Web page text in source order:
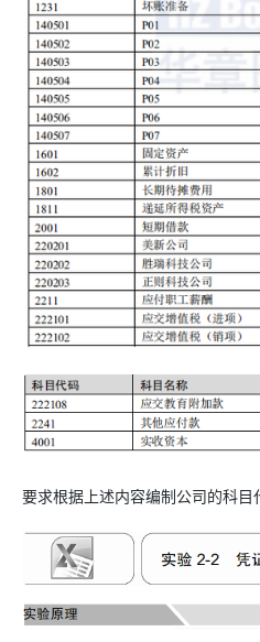
要求根据上述内容编制公司的科目